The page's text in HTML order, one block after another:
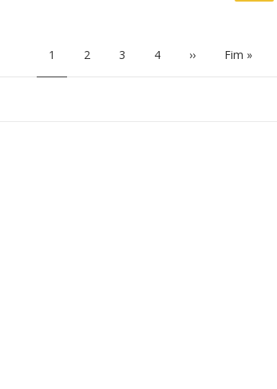
Página
1 Page
2 Page
3 Page
4 Próxima
›› Última
Fim »